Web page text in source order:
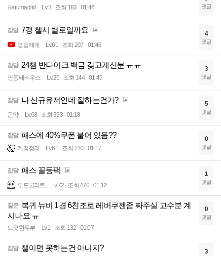
Harumadrid Lv.3 조회 183 01:46 댓글
잡담 7경 첼시 별로일까요
영업재개 Lv.61 조회 207 01:46
4
댓글
잡담 24챔 반다이크 백금 갖고계신분 ㅠㅠ
연동테리우스 Lv.26 조회 144 01:45
3
댓글
잡담 나 신규유저인데 잘하는건가?
곤약 Lv.68 조회 393 01:18
5
댓글
잡담 패스에 40%쿠폰 붙어 있음??
계정정리 Lv.61 조회 210 01:17
0
댓글
잡담 패스 꼴등팩
루드굴리트 Lv.72 조회 470 01:12
1
댓글
질문 복귀 뉴비 1경 6천조로 레버쿠젠좀 짜주실 고수분 계
시나요 ㅠ
느긋한두부 Lv.1 조회 132 01:07
0
댓글
잡담 챌이면 못하는건 아니지? 3